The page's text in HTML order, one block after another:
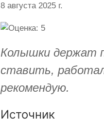
8 августа 2025 г.
Колышки держат
ставить,
рекомендую.
Источник